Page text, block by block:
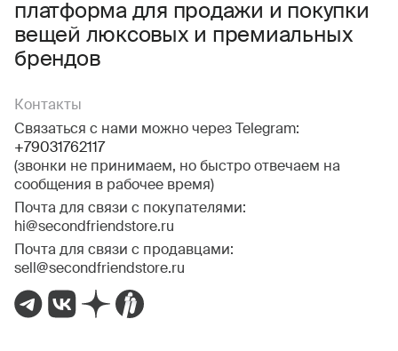
платформа для продажи и покупки
вещей люксовых и премиальных
брендов
Контакты
Связаться с нами можно через Telegram:
+79031762117
(звонки не принимаем, но быстро отвечаем на
сообщения в рабочее время)
Почта для связи с покупателями:
hi@secondfriendstore.ru
Почта для связи с продавцами:
sell@secondfriendstore.ru